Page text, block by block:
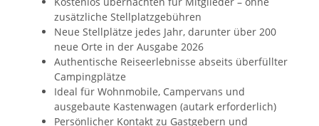
zusätzliche Stellplatzgebühren
Neue Stellplätze jedes Jahr, darunter über 200
neue Orte in der Ausgabe 2026
Authentische Reiseerlebnisse abseits überfüllter
Campingplätze
Ideal für Wohnmobile, Campervans und
ausgebaute Kastenwagen (autark erforderlich)
Persönlicher Kontakt zu Gastgebern und